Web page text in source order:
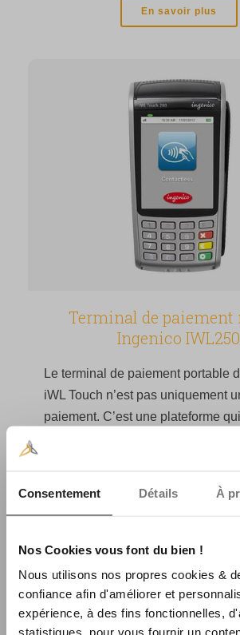
Consentement Détails À
Nos Cookies vous font du bien !
Nous utilisons nos propres cookies &
confiance afin d'améliorer et
expérience, à des fins fonctionnelles,
statistiques, pour vous fournir un
En savoir plus
Terminal de paiement
Ingenico IWL250
Le terminal de paiement portable
iWL Touch n’est pas uniquement
paiement. C’est une plateforme
Pinpad pour